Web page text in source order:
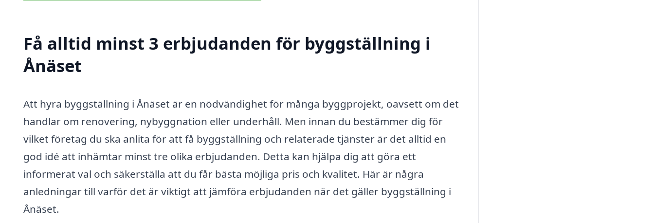
Få alltid minst 3 erbjudanden för byggställning i
Ånäset
Att hyra byggställning i Ånäset är en nödvändighet för många byggprojekt, oavsett om det
handlar om renovering, nybyggnation eller underhåll. Men innan du bestämmer dig för
vilket företag du ska anlita för att få byggställning och relaterade tjänster är det alltid en
god idé att inhämtar minst tre olika erbjudanden. Detta kan hjälpa dig att göra ett
informerat val och säkerställa att du får bästa möjliga pris och kvalitet. Här är några
anledningar till varför det är viktigt att jämföra erbjudanden när det gäller byggställning i
Ånäset.